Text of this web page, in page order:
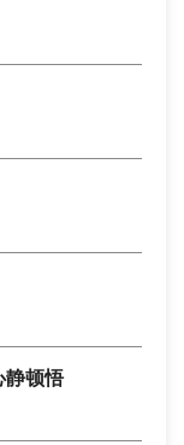
静顿悟